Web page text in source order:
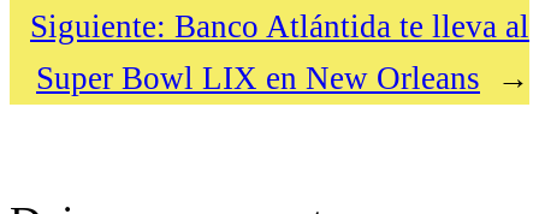
Siguiente: Banco Atlántida te lleva al
Super Bowl LIX en New Orleans
→